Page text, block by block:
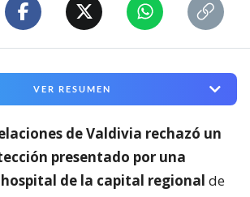
VER RESUMEN
de Valdivia rechazó un
presentado por una
de la capital regional de